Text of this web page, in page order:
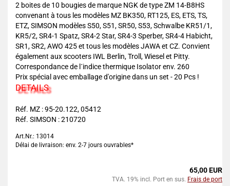
2 boites de 10 bougies de marque NGK de type ZM 14-B8HS
convenant à tous les modèles MZ BK350, RT125, ES, ETS, TS,
ETZ, SIMSON modèles S50, S51, SR50, S53, Schwalbe KR51/1,
KR5/2, SR4-1 Spatz, SR4-2 Star, SR4-3 Sperber, SR4-4 Habicht,
SR1, SR2, AWO 425 et tous les modèles JAWA et CZ. Convient
également aux scooters IWL Berlin, Troll, Wiesel et Pitty.
Correspondance de l´indice thermique Isolator env. 260
Prix spécial avec emballage d'origine dans un set - 20 Pcs !
DETAILS
Réf. MZ : 95-20.122, 05412
Réf. SIMSON : 210720
Art.Nr.: 13014
Délai de livraison: env. 2-7 jours ouvrables*
65,00 EUR
TVA. 19% incl. Port en sus. Frais de port